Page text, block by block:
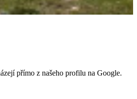
přímo z našeho profilu na Google.